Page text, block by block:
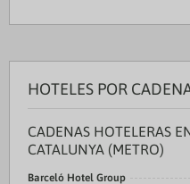
HOTELES POR
CADENAS HOTELERAS
CATALUNYA (METRO)
Barceló Hotel Group